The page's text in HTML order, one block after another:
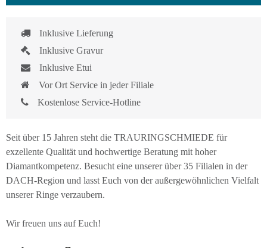
Inklusive Lieferung
Inklusive Gravur
Inklusive Etui
Vor Ort Service in jeder Filiale
Kostenlose Service-Hotline
Seit über 15 Jahren steht die TRAURINGSCHMIEDE für
exzellente Qualität und hochwertige Beratung mit hoher
Diamantkompetenz. Besucht eine unserer über 35 Filialen in der
DACH-Region und lasst Euch von der außergewöhnlichen Vielfalt
unserer Ringe verzaubern.
Wir freuen uns auf Euch!